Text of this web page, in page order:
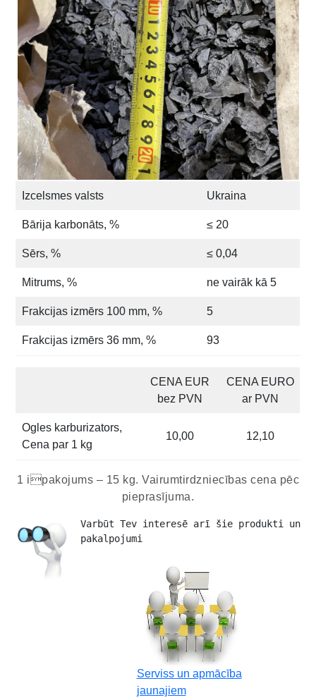
Izcelsmes valsts Ukraina
Bārija karbonāts, % ≤ 20
Sērs, % ≤ 0,04
Mitrums, % ne vairāk kā 5
Frakcijas izmērs 100 mm, % 5
Frakcijas izmērs 36 mm, % 93
CENA EUR
bez PVN
CENA EURO
ar PVN
Ogles karburizators,
Cena par 1 kg
10,00 12,10
1 ipakojums – 15 kg. Vairumtirdzniecības cena pēc
pieprasījuma.
Varbūt Tev interesē arī šie produkti un
pakalpojumi
Serviss un apmācība
jaunajiem